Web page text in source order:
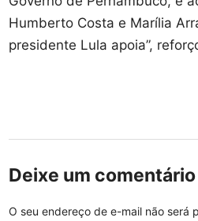
Humberto Costa e Marília
presidente Lula apoia”,
Deixe um comentário
O seu endereço de e-mail não será